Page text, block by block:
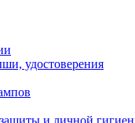
удостоверения
и личной